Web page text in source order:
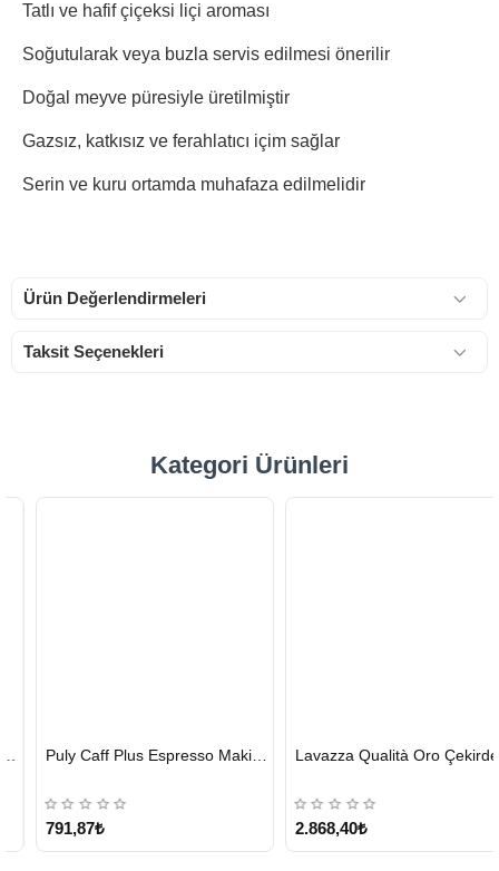
Tatlı ve hafif çiçeksi liçi aroması
Soğutularak veya buzla servis edilmesi önerilir
Doğal meyve püresiyle üretilmiştir
Gazsız, katkısız ve ferahlatıcı içim sağlar
Serin ve kuru ortamda muhafaza edilmelidir
Ürün Değerlendirmeleri
Taksit Seçenekleri
Kategori Ürünleri
GÖNDERİ
Puly Caff Plus Espresso Makinesi Temizleyici Tablet 100 x 1.35 G
791,87₺
GÖNDERİ
Lavazza Qualità Oro Çekirdek Kahve 1 KG x 2
2.868,40₺